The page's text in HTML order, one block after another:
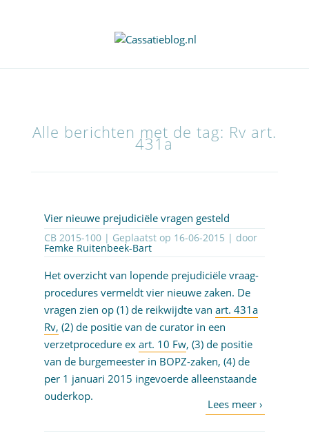
Alle berichten met de tag: Rv art.
431a
Vier nieuwe prejudiciële vragen gesteld
CB 2015-100 | Geplaatst op 16-06-2015 | door
Femke Ruitenbeek-Bart
Het overzicht van lopende prejudiciële vraag-
procedures vermeldt vier nieuwe zaken. De
vragen zien op (1) de reikwijdte van art. 431a
Rv, (2) de positie van de curator in een
verzetprocedure ex art. 10 Fw, (3) de positie
van de burgemeester in BOPZ-zaken, (4) de
per 1 januari 2015 ingevoerde alleenstaande
ouderkop.